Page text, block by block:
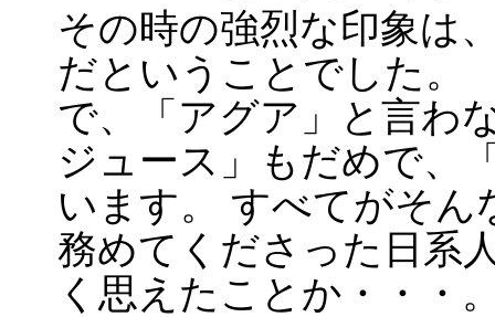
その時の強烈な印象は
だということでした。
で、「アグア」と言わ
ジュース」もだめで、
います。 すべてがそん
務めてくださった日系
く思えたことか・・・